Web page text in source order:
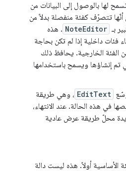
لها بالوصول إلى البيانات من
أنّها تتصرّف كفئة منفصلة بدلاً من
بـ NoteEditor . هذه
فئات داخلية إذا لم تكن بحاجة
الفئة الخارجية. يحافظ ذلك
إنشاؤها ويسمح باستخدامها
EditText ، وهي طريقة
في هذه الحالة. عند الانتهاء،
محلّ طريقة عرض عادية
الأساسية أولاً. هذه ليست دالة